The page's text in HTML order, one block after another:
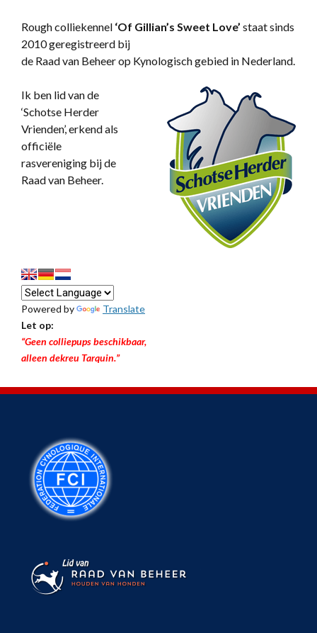
Rough colliekennel ‘Of Gillian’s Sweet Love’ staat sinds
2010 geregistreerd bij
de Raad van Beheer op Kynologisch gebied in Nederland.
Ik ben lid van de
‘Schotse Herder
Vrienden’, erkend als
officiële
rasvereniging bij de
Raad van Beheer.
Powered by
Translate
Let op:
“Geen colliepups beschikbaar,
alleen dekreu Tarquin.”